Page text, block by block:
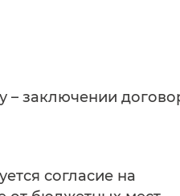
– заключении
согласие на